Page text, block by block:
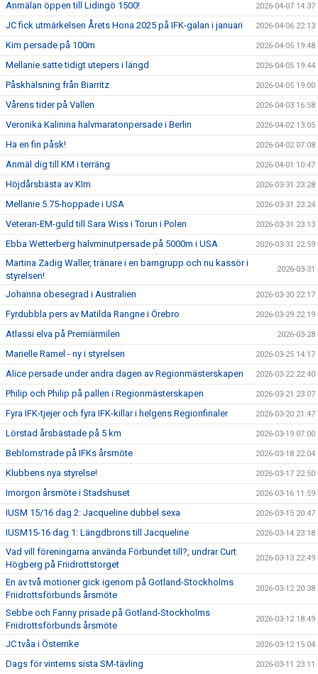
Anmälan öppen till Lidingö 1500! 2026-04-07 14:37
JC fick utmärkelsen Årets Hona 2025 på IFK-galan i januari 2026-04-06 22:13
Kim persade på 100m 2026-04-05 19:48
Mellanie satte tidigt utepers i längd 2026-04-05 19:44
Påskhälsning från Biarritz 2026-04-05 19:00
Vårens tider på Vallen 2026-04-03 16:58
Veronika Kalinina halvmaratonpersade i Berlin 2026-04-02 13:05
Ha en fin påsk! 2026-04-02 07:08
Anmäl dig till KM i terräng 2026-04-01 10:47
Höjdårsbästa av KIm 2026-03-31 23:28
Mellanie 5.75-hoppade i USA 2026-03-31 23:24
Veteran-EM-guld till Sara Wiss i Torun i Polen 2026-03-31 23:13
Ebba Wetterberg halvminutpersade på 5000m i USA 2026-03-31 22:59
Martina Zadig Waller, tränare i en barngrupp och nu kassör i
styrelsen!
2026-03-31
Johanna obesegrad i Australien 2026-03-30 22:17
Fyrdubbla pers av Matilda Rangne i Örebro 2026-03-29 22:19
Atlassi elva på Premiärmilen 2026-03-28
Marielle Ramel - ny i styrelsen 2026-03-25 14:17
Alice persade under andra dagen av Regionmästerskapen 2026-03-22 22:40
Philip och Philip på pallen i Regionmästerskapen 2026-03-21 23:07
Fyra IFK-tjejer och fyra IFK-killar i helgens Regionfinaler 2026-03-20 21:47
Lörstad årsbästade på 5 km 2026-03-19 07:00
Beblomstrade på IFKs årsmöte 2026-03-18 22:04
Klubbens nya styrelse! 2026-03-17 22:50
Imorgon årsmöte i Stadshuset 2026-03-16 11:59
IUSM 15/16 dag 2: Jacqueline dubbel sexa 2026-03-15 20:47
IUSM15-16 dag 1: Längdbrons till Jacqueline 2026-03-14 23:18
Vad vill föreningarna använda Förbundet till?, undrar Curt
Högberg på Friidrottstorget
2026-03-13 22:49
En av två motioner gick igenom på Gotland-Stockholms
Friidrottsförbunds årsmöte
2026-03-12 20:38
Sebbe och Fanny prisade på Gotland-Stockholms
Friidrottsförbunds årsmöte
2026-03-12 18:49
JC tvåa i Österrike 2026-03-12 15:04
Dags för vinterns sista SM-tävling 2026-03-11 23:11